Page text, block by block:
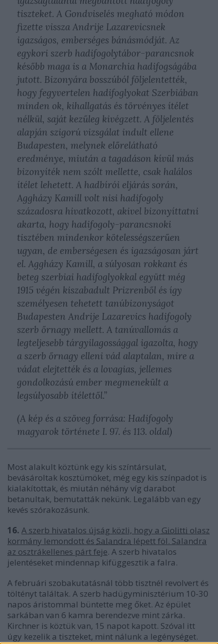
tiszteket. A Gondviselés megható módon
fizette vissza Andrije Lazarevicsnek
igazságos, emberséges bánásmódját. Az
egykori szerb hadifogolytábor-parancsnok
később maga is a Monarchia hadifogságába
jutott. Bizonyára bosszúból följelentették,
hogy fegyvertelen hadifoglyokat Szerbiában
minden ok, kihallgatás és törvényes ítélet
nélkül, saját kezűleg kivégzett. A följelentés
alapján szigorú vizsgálat indult ellene
Budapesten, melynek előrelátható
eredménye, miután a tagadáson kívül más
bizonyíték nem szólt mellette, csak halálos
ítélet lehetett. A hadbírói eljárás során,
Aggházy Kamill volt nisi hadifogoly
századosra hivatkozott, akivel bizonyíttatni
akarta, hogy hadifogoly-parancsnoki
tisztében mindenkor kötelességszerűen
ugyan, de emberségesen és igazságosan járt
el. Aggházy Kamill, a súlyosan rokkant és
beteg szerbiai hadifoglyokkal együtt még
1915 végén kiszabadult Prizrenből és így
személyesen tehetett tanúbizonyságot
Budapesten Andrije Lazarevics hadifogoly
szerb őrnagy mellett. A tanúvallomás a
legteljesebb tárgyilagossággal igazolta, hogy
a szerb őrnagy elleni vád alaptalan, mire a
vádat elejtették és a lovagias, jellemes
gondolkozású ember megmenekült a
legsúlyosabb ítélettől.”
(A kép és a szöveg forrása: Hadifogoly
magyarok története I. 97. és 113. oldal)
Most alakult köztünk egy kis színtársulat,
bevásároltak kosztümöket, még egy kis színpadot is
kialakítottak, és miután néhány víg darabot
betanultak, bemutatták nekünk. Legalább van egy
kevés szórakozásunk.
16. A szerb hivatalos újság közli, hogy a Giolitti olasz
kormány lemondott és Salandra lépett föl. Salandra
az osztrákellenes párt feje. A szerb hivatalos
jelentéseket mindennap kifüggesztik a falra.
A februári szobakutatásnál több tisztnél revolvert és
töltényt találtak. A szerb hadügyminisztérium 10-30
napos áristommal büntette meg őket. Az épület
sarkában van 6 kamra berendezve mint zárka.
Kirchner is köztük van, 15 napot kapott. Szóval itt
úgy kezelik a tiszteket, mint nálunk a legénységet.